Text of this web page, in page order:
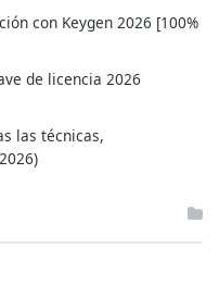
con Keygen 2026 [100%
de licencia 2026
las técnicas,